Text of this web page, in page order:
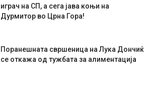
играч на СП, а сега јава коњи на
Дурмитор во Црна Гора!
Поранешната свршеница на Лука Дончиќ
се откажа од тужбата за алиментација